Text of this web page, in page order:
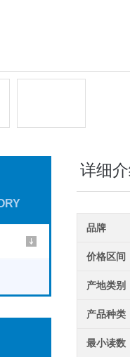
详细
品牌
价格区间
产地类别
产品种类
最小读数